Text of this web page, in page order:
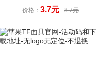
能-不退换
价格： 3.7元 8.7元